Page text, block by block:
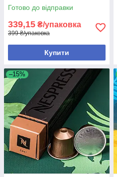
Готово до відправки
339,15 ₴/упаковка
399 ₴/упаковка
Купити
–15%